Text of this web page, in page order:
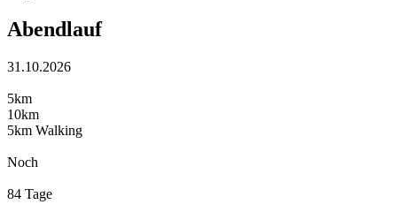
Abendlauf
31.10.2026
5km
10km
5km Walking
Noch
84 Tage